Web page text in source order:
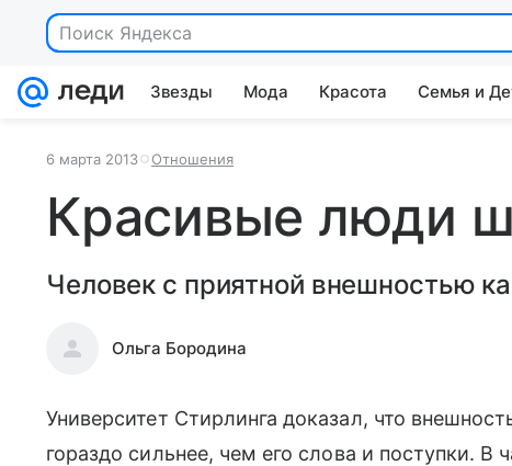
Звезды Мода Красота Семья и
6 марта 2013 Отношения
Красивые люди
Человек с приятной внешностью
Ольга Бородина
Университет Стирлинга доказал, что
гораздо сильнее, чем его слова и поступки. В